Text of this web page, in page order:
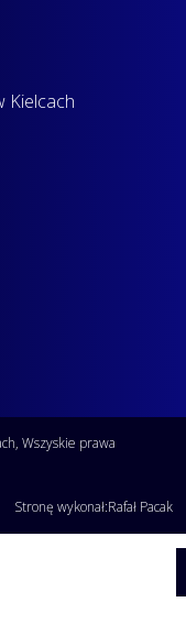
Kielcach
Wszyskie prawa
Stronę wykonał:Rafał Pacak